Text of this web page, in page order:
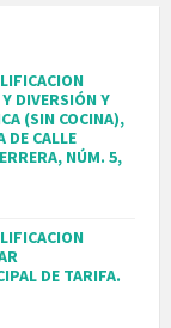
DIVERSIÓN Y
(SIN COCINA),
DE CALLE
NÚM. 5,
DE TARIFA.